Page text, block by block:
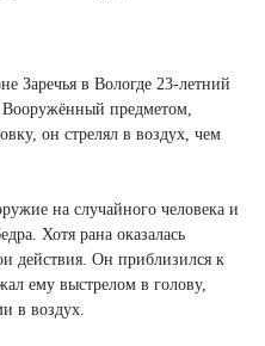
Заречья в Вологде 23-летний
Вооружённый предметом,
он стрелял в воздух, чем
на случайного человека и
Хотя рана оказалась
действия. Он приблизился к
ему выстрелом в голову,
в воздух.